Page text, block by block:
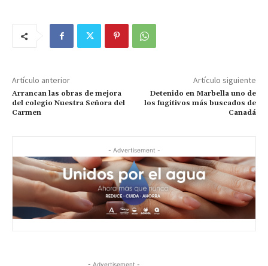
Artículo anterior
Arrancan las obras de mejora
del colegio Nuestra Señora del
Carmen
Artículo siguiente
Detenido en Marbella uno de
los fugitivos más buscados de
Canadá
- Advertisement -
- Advertisement -